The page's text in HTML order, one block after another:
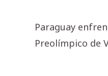
Paraguay
Preolímpico de